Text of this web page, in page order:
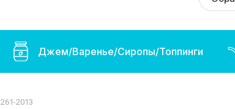
Джем/Варенье/Сиропы/Топпинги
2013